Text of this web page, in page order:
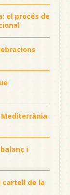
el procés de
Mediterrània
i
cartell de la